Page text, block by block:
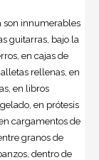
son innumerables
guitarras, bajo la
en cajas de
rellenas, en
en libros
en prótesis
cargamentos de
granos de
dentro de